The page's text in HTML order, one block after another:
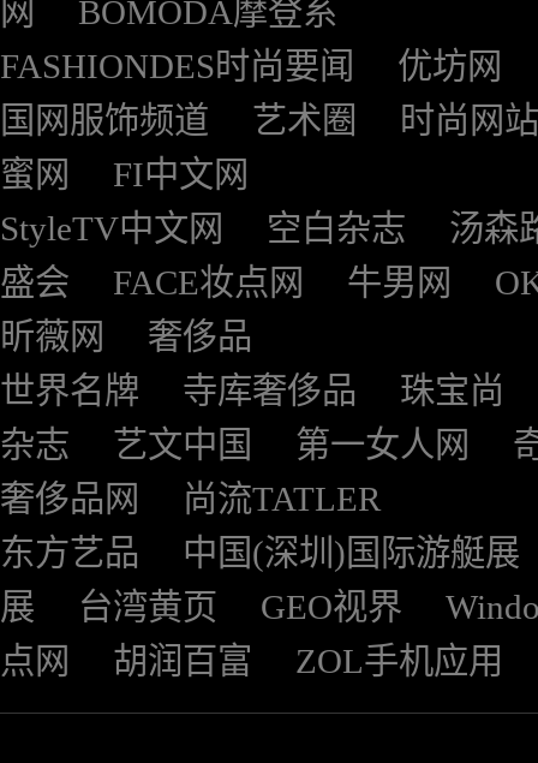
网
BOMODA摩登系
FASHIONDES时尚要闻
优坊网
国网服饰频道
艺术圈
时尚网站
蜜网
FI中文网
StyleTV中文网
空白杂志
汤森
盛会
FACE妆点网 牛男网
昕薇网
奢侈品
世界名牌
寺库奢侈品
珠宝尚
杂志
艺文中国 第一女人网
奢侈品网
尚流TATLER
东方艺品
中国(深圳)国际游艇展
展
台湾黄页 GEO视界
点网
胡润百富 ZOL手机应用